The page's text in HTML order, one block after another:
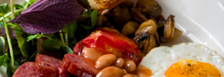
ПАСТА/
РИЗОТТО